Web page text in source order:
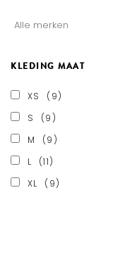
KLEDING MAAT
XS
(9)
S
(9)
M
(9)
L
(11)
XL
(9)